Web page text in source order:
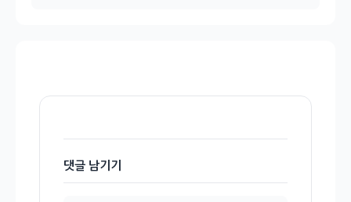
댓글 남기기